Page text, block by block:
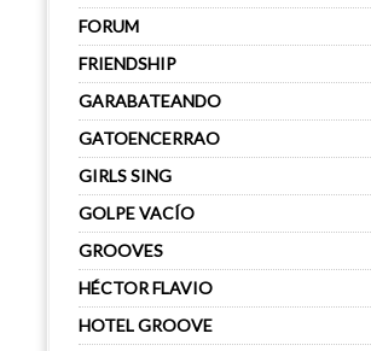
FORUM
FRIENDSHIP
GARABATEANDO
GATOENCERRAO
GIRLS SING
GOLPE VACÍO
GROOVES
HÉCTOR FLAVIO
HOTEL GROOVE